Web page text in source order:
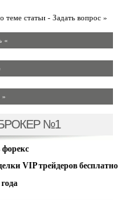
теме статьи - Задать вопрос »
«
»
№1
VIP трейдеров бесплатно